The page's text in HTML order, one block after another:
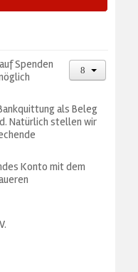
Spenden
als Beleg
Natürlich stellen wir
Konto mit dem